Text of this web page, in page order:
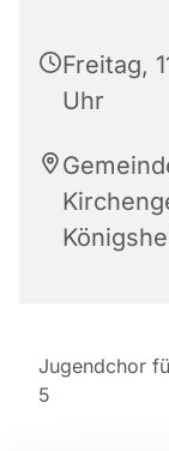
Freitag,
Uhr
Jugendchor
5